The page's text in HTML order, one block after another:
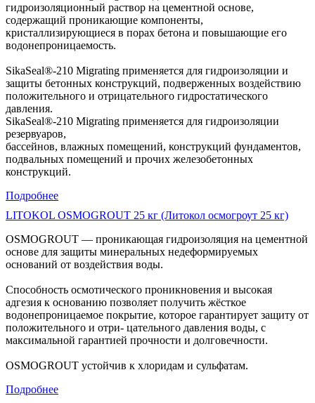
гидроизоляционный раствор на цементной основе,
содержащий проникающие компоненты,
кристаллизирующиеся в порах бетона и повышающие его
водонепроницаемость.
SikaSeal®-210 Migrating применяется для гидроизоляции и
защиты бетонных конструкций, подверженных воздействию
положительного и отрицательного гидростатического
давления.
SikaSeal®-210 Migrating применяется для гидроизоляции
резервуаров,
бассейнов, влажных помещений, конструкций фундаментов,
подвальных помещений и прочих железобетонных
конструкций.
Подробнее
LITOKOL OSMOGROUT 25 кг (Литокол осмогроут 25 кг)
OSMOGROUT — проникающая гидроизоляция на цементной
основе для защиты минеральных недеформируемых
оснований от воздействия воды.
Способность осмотического проникновения и высокая
адгезия к основанию позволяет получить жёсткое
водонепроницаемое покрытие, которое гарантирует защиту от
положительного и отри- цательного давления воды, с
максимальной гарантией прочности и долговечности.
OSMOGROUT устойчив к хлоридам и сульфатам.
Подробнее